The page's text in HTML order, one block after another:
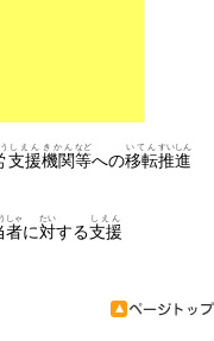
支援
しえん
機関
きかん
等
など
への移転
いてん
推進
すいしん
者
しゃ
に対
たい
する支援
しえん